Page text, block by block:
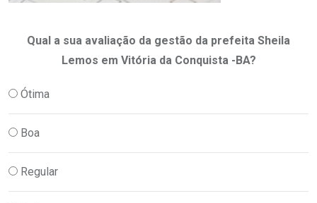
Qual a sua avaliação da gestão da prefeita Sheila
Lemos em Vitória da Conquista -BA?
Ótima
Boa
Regular